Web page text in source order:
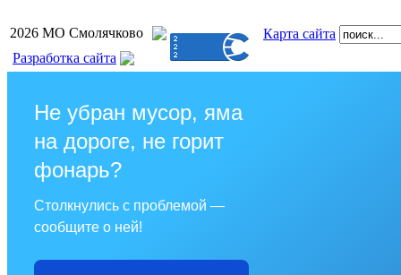
2026 МО Смолячково
Карта сайта
Разработка сайта
Не убран мусор, яма
на дороге, не горит
фонарь?
Столкнулись с проблемой —
сообщите о ней!